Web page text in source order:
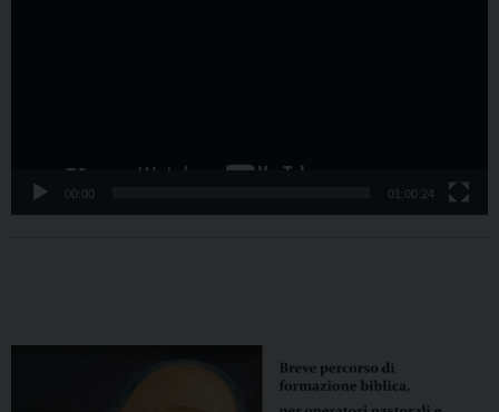
00:00 01:00:24